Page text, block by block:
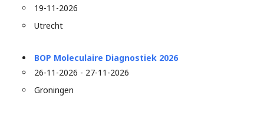
19-11-2026
Utrecht
BOP Moleculaire Diagnostiek 2026
26-11-2026 - 27-11-2026
Groningen